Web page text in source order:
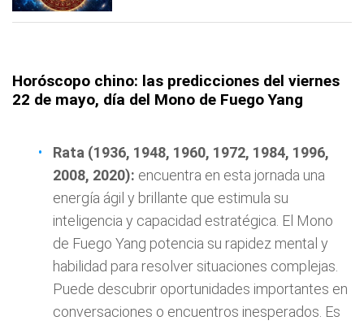
Horóscopo chino: las predicciones del viernes
22 de mayo, día del Mono de Fuego Yang
Rata (1936, 1948, 1960, 1972, 1984, 1996,
2008, 2020): encuentra en esta jornada una
energía ágil y brillante que estimula su
inteligencia y capacidad estratégica. El Mono
de Fuego Yang potencia su rapidez mental y
habilidad para resolver situaciones complejas.
Puede descubrir oportunidades importantes en
conversaciones o encuentros inesperados. Es